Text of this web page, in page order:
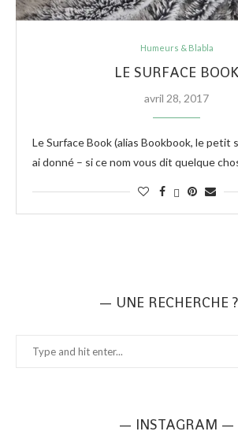
Humeurs & Blabla
LE SURFACE BOOK
avril 28, 2017
Le Surface Book (alias Bookbook, le petit
ai donné – si ce nom vous dit quelque
— UNE RECHERCHE
— INSTAGRAM —